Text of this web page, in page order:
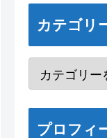
カテゴリ
プロフィ